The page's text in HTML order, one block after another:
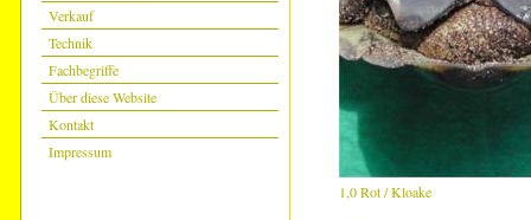
Verkauf
Technik
Fachbegriffe
Über diese Website
Kontakt
Impressum
1,0 Rot / Kloake